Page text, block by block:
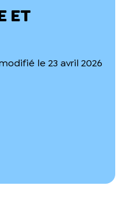
ET
le 23 avril 2026